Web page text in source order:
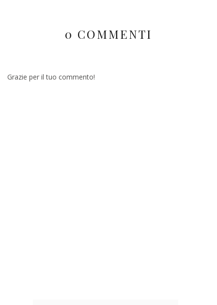
0 COMMENTI
Grazie per il tuo commento!